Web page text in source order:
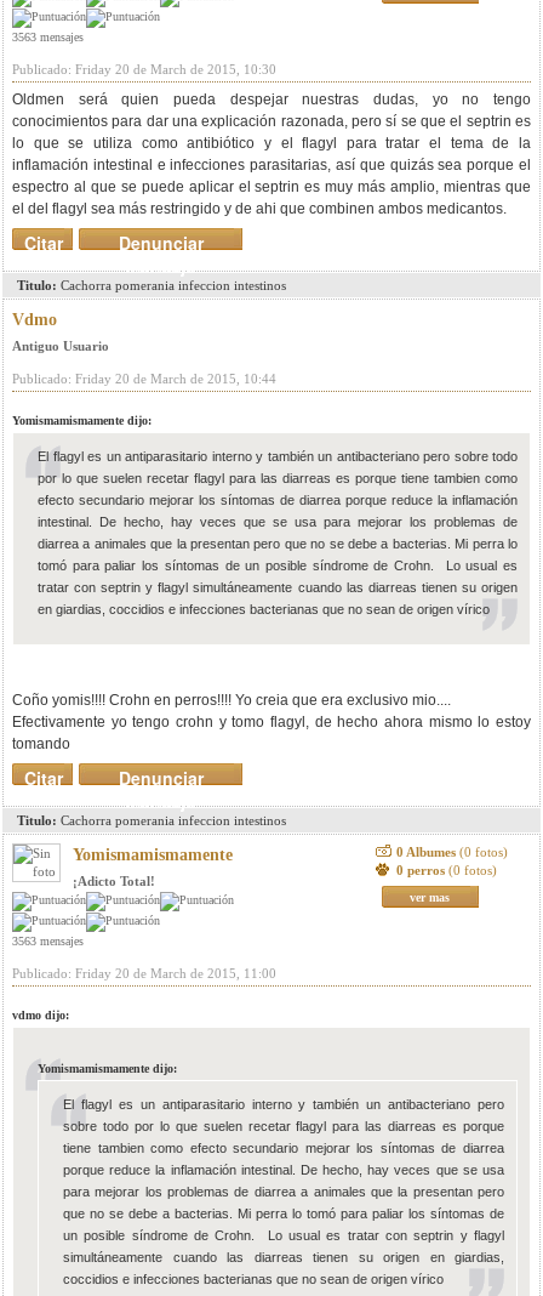
3563 mensajes
Publicado: Friday 20 de March de 2015, 10:30
Oldmen será quien pueda despejar nuestras dudas, yo no tengo
conocimientos para dar una explicación razonada, pero sí se que el septrin es
lo que se utiliza como antibiótico y el flagyl para tratar el tema de la
inflamación intestinal e infecciones parasitarias, así que quizás sea porque el
espectro al que se puede aplicar el septrin es muy más amplio, mientras que
el del flagyl sea más restringido y de ahi que combinen ambos medicantos.
Denunciar
mensaje
Citar
Titulo: Cachorra pomerania infeccion intestinos
Vdmo
Antiguo Usuario
Publicado: Friday 20 de March de 2015, 10:44
Yomismamismamente dijo:
El flagyl es un antiparasitario interno y también un antibacteriano pero sobre todo
por lo que suelen recetar flagyl para las diarreas es porque tiene tambien como
efecto secundario mejorar los síntomas de diarrea porque reduce la inflamación
intestinal. De hecho, hay veces que se usa para mejorar los problemas de
diarrea a animales que la presentan pero que no se debe a bacterias. Mi perra lo
tomó para paliar los síntomas de un posible síndrome de Crohn. Lo usual es
tratar con septrin y flagyl simultáneamente cuando las diarreas tienen su origen
en giardias, coccidios e infecciones bacterianas que no sean de origen vírico
Coño yomis!!!! Crohn en perros!!!! Yo creia que era exclusivo mio....
Efectivamente yo tengo crohn y tomo flagyl, de hecho ahora mismo lo estoy
tomando
Denunciar
mensaje
Citar
Titulo: Cachorra pomerania infeccion intestinos
Yomismamismamente
¡Adicto Total!
3563 mensajes
0 Albumes (0 fotos)
0 perros (0 fotos)
ver mas
Publicado: Friday 20 de March de 2015, 11:00
vdmo dijo:
Yomismamismamente dijo:
El flagyl es un antiparasitario interno y también un antibacteriano pero
sobre todo por lo que suelen recetar flagyl para las diarreas es porque
tiene tambien como efecto secundario mejorar los síntomas de diarrea
porque reduce la inflamación intestinal. De hecho, hay veces que se usa
para mejorar los problemas de diarrea a animales que la presentan pero
que no se debe a bacterias. Mi perra lo tomó para paliar los síntomas de
un posible síndrome de Crohn. Lo usual es tratar con septrin y flagyl
simultáneamente cuando las diarreas tienen su origen en giardias,
coccidios e infecciones bacterianas que no sean de origen vírico